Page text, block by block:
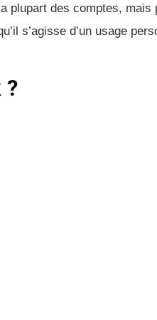
plupart des comptes, mais
s’agisse d’un usage
?